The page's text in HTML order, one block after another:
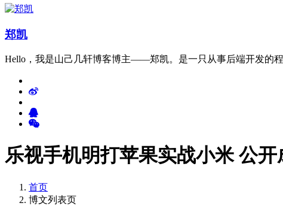
郑凯
Hello，我是山己几轩博客博主——郑凯。是一只从事后端开发的
乐视手机明打苹果实战小米 公
首页
博文列表页